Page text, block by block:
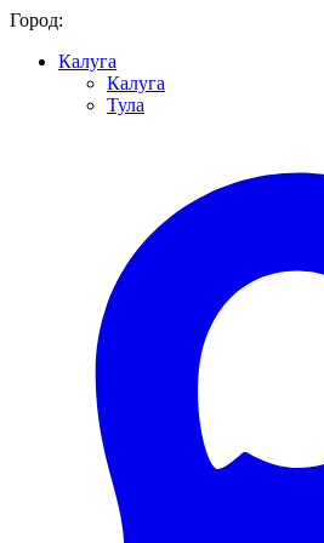
Город:
Калуга
Калуга
Тула